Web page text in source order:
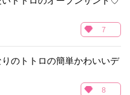
7
のトトロの簡単かわいいデ
8